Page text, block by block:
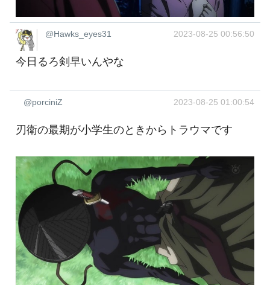
@Hawks_eyes31 2023-08-25 00:56:50
今日るろ剣早いんやな
@porciniZ 2023-08-25 01:00:54
刃衛の最期が小学生のときからトラウマです